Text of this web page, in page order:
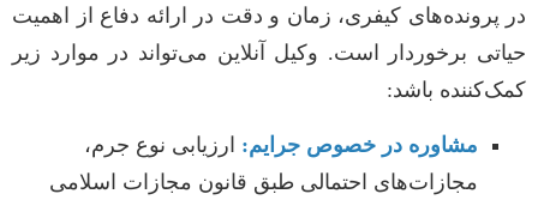
در پرونده‌های کیفری، زمان و دقت در ارائه دفاع از اهمیت
حیاتی برخوردار است. وکیل آنلاین می‌تواند در موارد زیر
کمک‌کننده باشد:
مشاوره در خصوص جرایم: ارزیابی نوع جرم،
مجازات‌های احتمالی طبق قانون مجازات اسلامی